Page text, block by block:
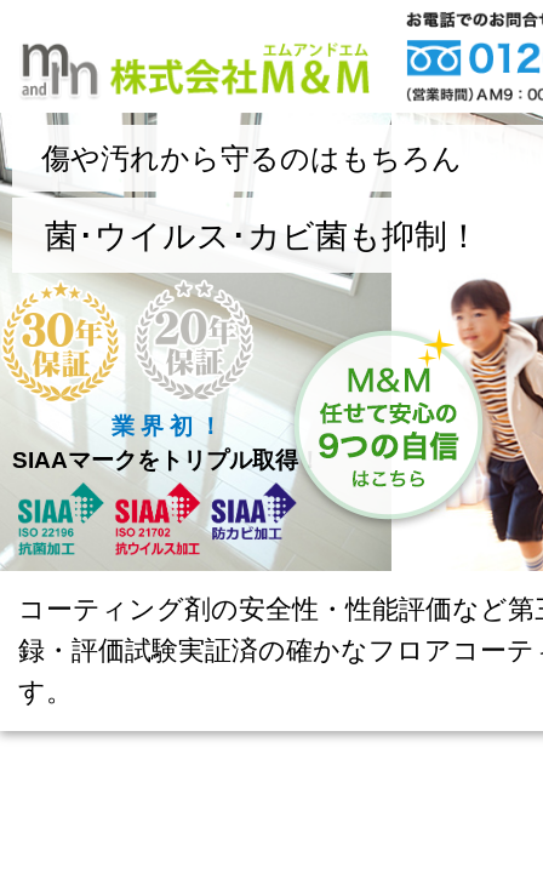
傷や汚れから守るのはもちろん
菌･ウイルス･カビ菌も抑制！
業 界 初 ！
SIAAマークをトリプル取得！
コーティング剤の安全性・性能評価など
録・評価試験実証済の確かなフロアコー
す。